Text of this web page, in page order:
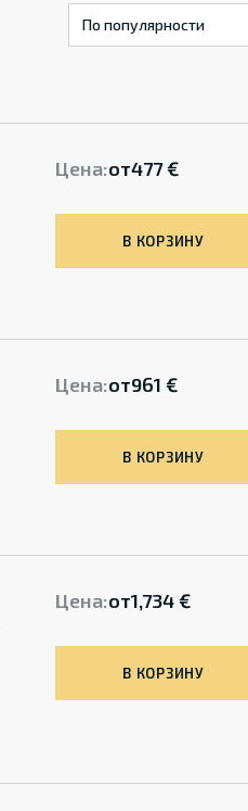
Цена:от477 €
В КОРЗИНУ
Цена:от961 €
В КОРЗИНУ
Цена:от1,734 €
В КОРЗИНУ